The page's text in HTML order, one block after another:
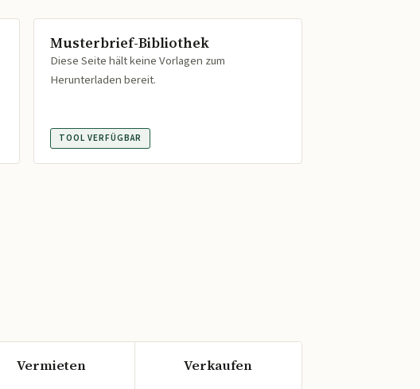
Musterbrief-Bibliothek
Diese Seite hält keine Vorlagen zum
Herunterladen bereit.
TOOL VERFÜGBAR
Vermieten Verkaufen